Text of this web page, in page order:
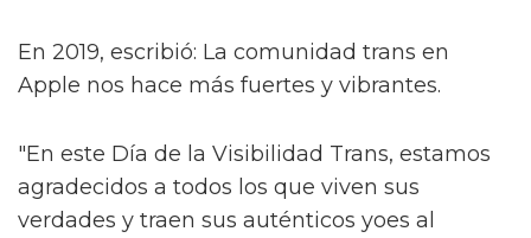
En 2019, escribió: La comunidad trans en
Apple nos hace más fuertes y vibrantes.
"En este Día de la Visibilidad Trans, estamos
agradecidos a todos los que viven sus
verdades y traen sus auténticos yoes al